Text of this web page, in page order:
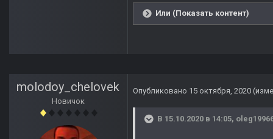
Или (Показать контент)
molodoy_chelovek
Новичок
Опубликовано 15 октября, 2020
В 15.10.2020 в 14:05,